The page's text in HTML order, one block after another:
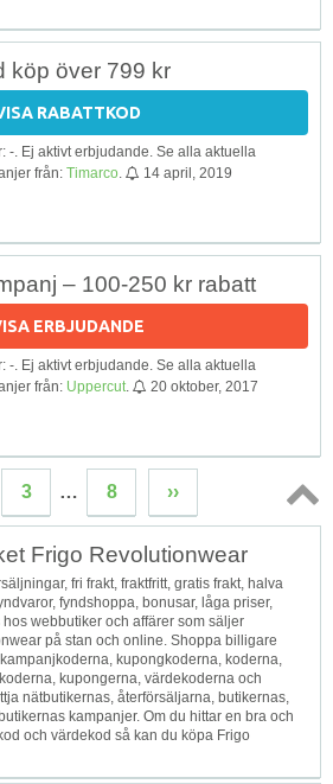
köp över 799 kr
RABATTKOD
-. Ej aktivt erbjudande. Se alla aktuella
från: Timarco 14 april, 2019
– 100-250 kr rabatt
ERBJUDANDE
-. Ej aktivt erbjudande. Se alla aktuella
från: Uppercut 20 oktober, 2017
3 … 8 ››
Topp
Frigo Revolutionwear
fri frakt, fraktfritt, gratis frakt, halva
fyndshoppa, bonusar, låga priser,
webbutiker och affärer som säljer
på stan och online. Shoppa billigare
kupongkoderna, koderna,
kupongerna, värdekoderna och
nätbutikernas, återförsäljarna, butikernas,
kampanjer. Om du hittar en bra och
och värdekod så kan du köpa Frigo